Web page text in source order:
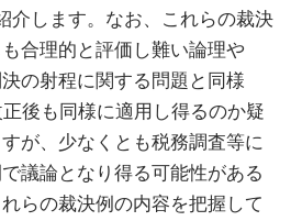
介します。なお、これらの裁決
合理的と評価し難い論理や
決の射程に関する問題と同様
後も同様に適用し得るのか疑
が、少なくとも税務調査等に
議論となり得る可能性がある
らの裁決例の内容を把握して